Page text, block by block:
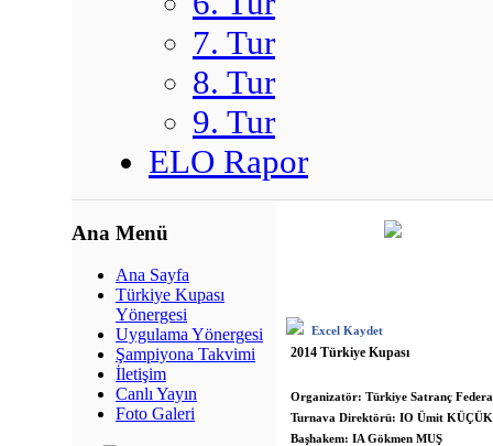
7. Tur
8. Tur
9. Tur
ELO Rapor
Ana Menü
Ana Sayfa
Türkiye Kupası
Yönergesi
Uygulama Yönergesi
Şampiyona Takvimi
İletişim
Canlı Yayın
Foto Galeri
Excel Kaydet
2014 Türkiye Kupası
Organizatör: Türkiye Satranç
Turnava Direktörü: IO Ümit
Başhakem: IA Gökmen MUŞ